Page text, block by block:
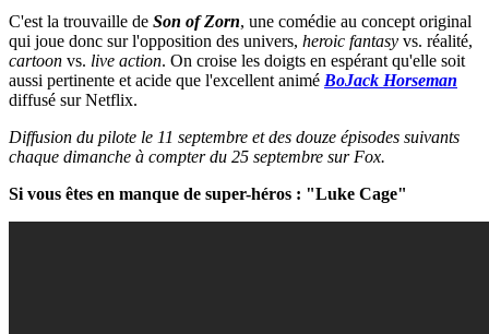
C'est la trouvaille de Son of Zorn, une comédie au concept original
qui joue donc sur l'opposition des univers, heroic fantasy vs. réalité,
cartoon vs. live action. On croise les doigts en espérant qu'elle soit
aussi pertinente et acide que l'excellent animé BoJack Horseman
diffusé sur Netflix.
Diffusion du pilote le 11 septembre et des douze épisodes suivants
chaque dimanche à compter du 25 septembre sur Fox.
Si vous êtes en manque de super-héros : "Luke Cage"